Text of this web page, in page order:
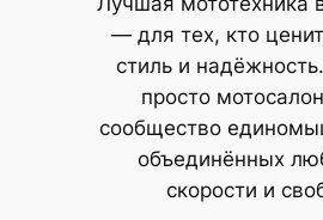
— для тех, кто
стиль и
просто
сообщество
объединённых
скорости и